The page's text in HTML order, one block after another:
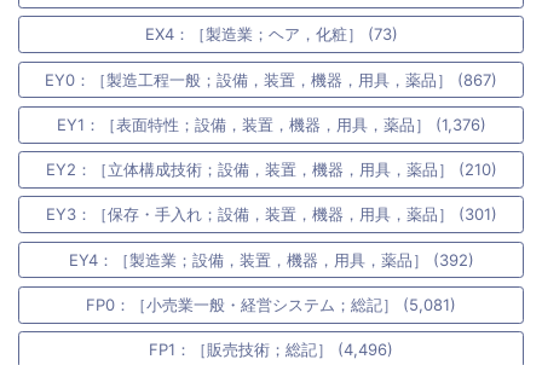
EX4：［製造業；ヘア，化粧］ (73)
EY0：［製造工程一般；設備，装置，機器，用具，薬品］ (867)
EY1：［表面特性；設備，装置，機器，用具，薬品］ (1,376)
EY2：［立体構成技術；設備，装置，機器，用具，薬品］ (210)
EY3：［保存・手入れ；設備，装置，機器，用具，薬品］ (301)
EY4：［製造業；設備，装置，機器，用具，薬品］ (392)
FP0：［小売業一般・経営システム；総記］ (5,081)
FP1：［販売技術；総記］ (4,496)